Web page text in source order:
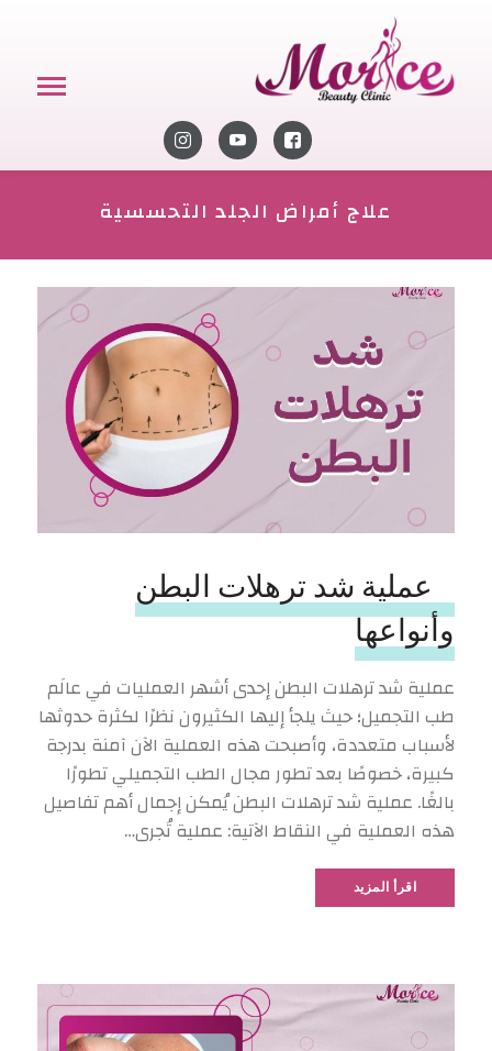
علاج أمراض الجلد التحسسية
عملية شد ترهلات البطن
وأنواعها
عملية شد ترهلات البطن إحدى أشهر العمليات في عالَم
طب التجميل؛ حيث يلجأ إليها الكثيرون نظرًا لكثرة حدوثها
لأسباب متعددة، وأصبحت هذه العملية الآن آمنة بدرجة
كبيرة، خصوصًا بعد تطور مجال الطب التجميلي تطورًا
بالغًا. عملية شد ترهلات البطن يُمكن إجمال أهم تفاصيل
هذه العملية في النقاط الآتية: عملية تُجرى…
اقرأ المزيد